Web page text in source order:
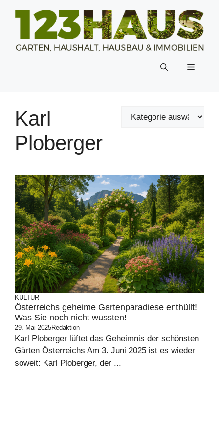
Inhalt
Menü
Karl
Ploberger
KULTUR
Österreichs geheime Gartenparadiese enthüllt!
Was Sie noch nicht wussten!
29. Mai 2025Redaktion
Karl Ploberger lüftet das Geheimnis der schönsten
Gärten Österreichs Am 3. Juni 2025 ist es wieder
soweit: Karl Ploberger, der ...